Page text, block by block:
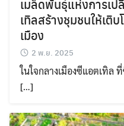
เมล็ดพันธุ์แห่งการเ
เทิลสร้างชุมชนให้เติ
เมือง
2 พ.ย. 2025
ในใจกลางเมืองซีแอตเทิล
[…]